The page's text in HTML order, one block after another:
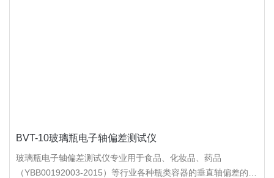
BVT-10玻璃瓶电子轴偏差测试仪
玻璃瓶电子轴偏差测试仪专业用于食品、化妆品、药品
（YBB00192003-2015）等行业各种瓶类容器的垂直轴偏差的测